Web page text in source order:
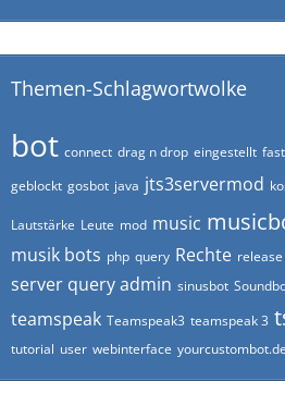
Themen-Schlagwortwolke
bot connect drag n drop eingestellt
geblockt gosbot java jts3servermod
Lautstärke Leute mod music
musik bots php query Rechte release
server query admin sinusbot
teamspeak Teamspeak3 teamspeak 3
tutorial user webinterface yourcustombot.de